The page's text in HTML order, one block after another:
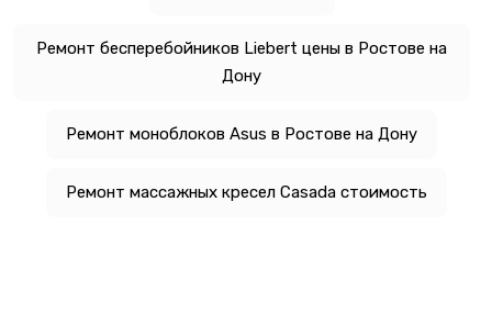
Ремонт бесперебойников Liebert цены в Ростове на
Дону
Ремонт моноблоков Asus в Ростове на Дону
Ремонт массажных кресел Casada стоимость